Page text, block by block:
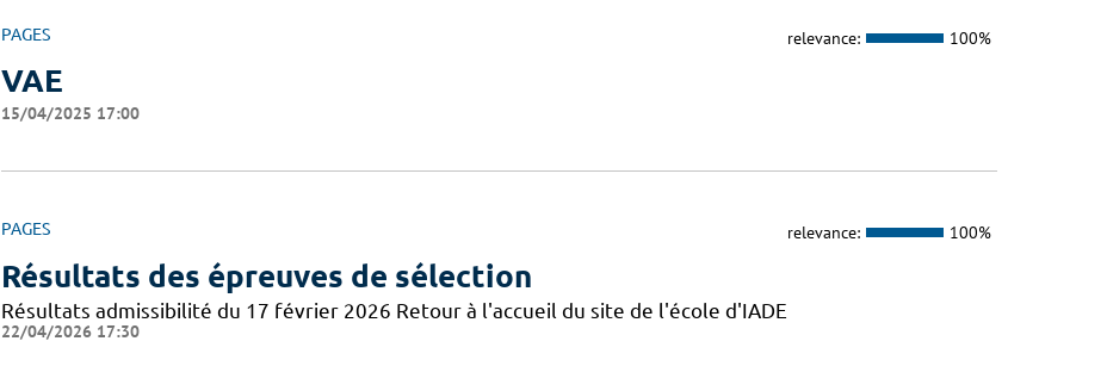
PAGES relevance: 100%
VAE
15/04/2025 17:00
PAGES relevance: 100%
Résultats des épreuves de sélection
Résultats admissibilité du 17 février 2026 Retour à l'accueil du site de l'école d'IADE
22/04/2026 17:30